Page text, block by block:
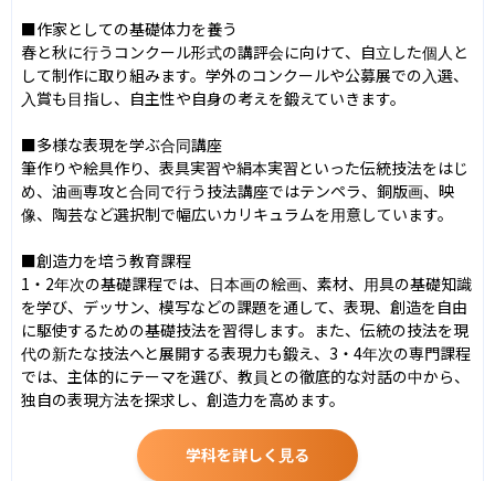
■作家としての基礎体力を養う
春と秋に行うコンクール形式の講評会に向けて、自立した個人と
して制作に取り組みます。学外のコンクールや公募展での入選、
入賞も目指し、自主性や自身の考えを鍛えていきます。
■多様な表現を学ぶ合同講座
筆作りや絵具作り、表具実習や絹本実習といった伝統技法をはじ
め、油画専攻と合同で行う技法講座ではテンペラ、銅版画、映
像、陶芸など選択制で幅広いカリキュラムを用意しています。
■創造力を培う教育課程
1・2年次の基礎課程では、日本画の絵画、素材、用具の基礎知識
を学び、デッサン、模写などの課題を通して、表現、創造を自由
に駆使するための基礎技法を習得します。また、伝統の技法を現
代の新たな技法へと展開する表現力も鍛え、3・4年次の専門課程
では、主体的にテーマを選び、教員との徹底的な対話の中から、
独自の表現方法を探求し、創造力を高めます。
学科を詳しく見る